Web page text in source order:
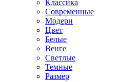
Классика
Современные
Модерн
Цвет
Белые
Венге
Светлые
Темные
Размер